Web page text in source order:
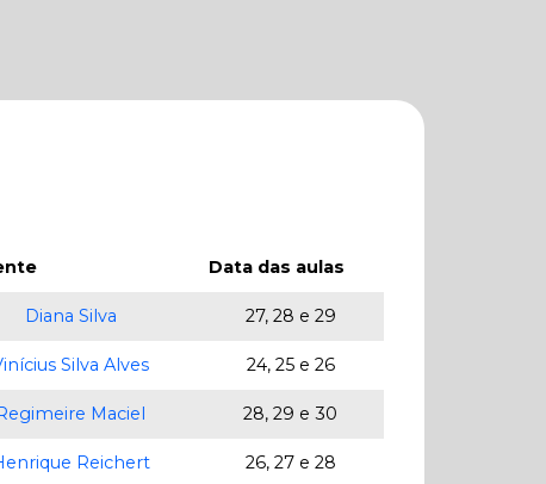
Data das aulas
Diana Silva 27, 28 e 29
Silva Alves 24, 25 e 26
Maciel 28, 29 e 30
Reichert 26, 27 e 28